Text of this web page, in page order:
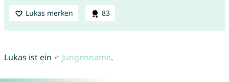
Lukas merken 83
Lukas ist ein ♂ Jungenname.